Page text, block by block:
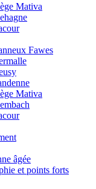
Mativa
Fawes
Mativa
âgée
et points forts